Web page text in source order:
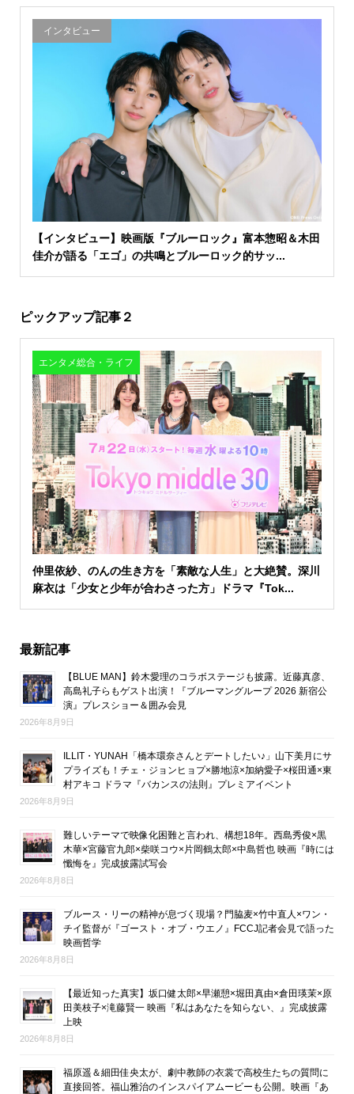
インタビュー
【インタビュー】映画版『ブルーロック』富本惣昭＆木田
佳介が語る「エゴ」の共鳴とブルーロック的サッ...
ピックアップ記事２
エンタメ総合・ライフ
仲里依紗、のんの生き方を「素敵な人生」と大絶賛。深川
麻衣は「少女と少年が合わさった方」ドラマ『Tok...
最新記事
【BLUE MAN】鈴木愛理のコラボステージも披露。近藤真彦、
高島礼子らもゲスト出演！『ブルーマングループ 2026 新宿公
演』プレスショー＆囲み会見
2026年8月9日
ILLIT・YUNAH「橋本環奈さんとデートしたい♪」山下美月にサ
プライズも！チェ・ジョンヒョプ×勝地涼×加納愛子×桜田通×東
村アキコ ドラマ『バカンスの法則』プレミアイベント
2026年8月9日
難しいテーマで映像化困難と言われ、構想18年。西島秀俊×黒
木華×宮藤官九郎×柴咲コウ×片岡鶴太郎×中島哲也 映画『時には
懺悔を』完成披露試写会
2026年8月8日
ブルース・リーの精神が息づく現場？門脇麦×竹中直人×ワン・
チイ監督が『ゴースト・オブ・ウエノ』FCCJ記者会見で語った
映画哲学
2026年8月8日
【最近知った真実】坂口健太郎×早瀬憩×堀田真由×倉田瑛茉×原
田美枝子×滝藤賢一 映画『私はあなたを知らない、』完成披露
上映
2026年8月8日
福原遥＆細田佳央太が、劇中教師の衣裳で高校生たちの質問に
直接回答。福山雅治のインスパイアムービーも公開。映画『あ